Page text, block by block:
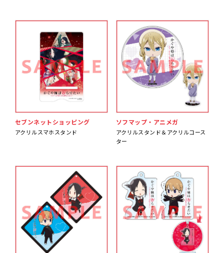
セブンネットショッピング
アクリルスマホスタンド
ソフマップ・アニメガ
アクリルスタンド＆アクリルコース
ター